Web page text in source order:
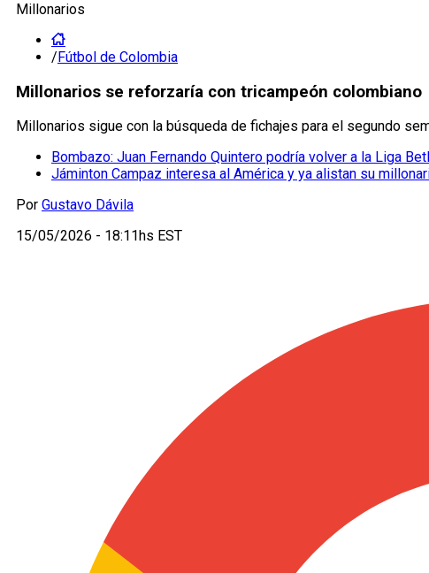
Millonarios
/Fútbol de Colombia
Millonarios se reforzaría con tricampeón colombiano
Millonarios sigue con la búsqueda de fichajes para el segundo
Bombazo: Juan Fernando Quintero podría volver a la Liga
Jáminton Campaz interesa al América y ya alistan su
Por Gustavo Dávila
15/05/2026 - 18:11hs EST